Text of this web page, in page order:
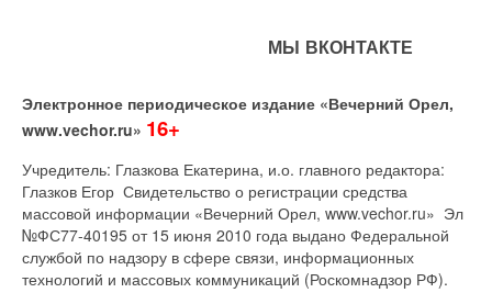
МЫ ВКОНТАКТЕ
Электронное периодическое издание «Вечерний Орел,
www.vechor.ru» 16+
Учредитель: Глазкова Екатерина, и.о. главного редактора:
Глазков Егор Свидетельство о регистрации средства
массовой информации «Вечерний Орел, www.vechor.ru» Эл
№ФС77-40195 от 15 июня 2010 года выдано Федеральной
службой по надзору в сфере связи, информационных
технологий и массовых коммуникаций (Роскомнадзор РФ).